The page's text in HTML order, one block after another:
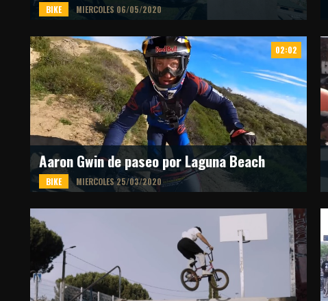
BIKE MIERCOLES 06/05/2020
transformando su casa en un Circuito lleno de obstáculos.
Fuente: Fabio Wibmer 02:02
Aaron Gwin de paseo por Laguna Beach
BIKE MIERCOLES 25/03/2020
de la GoPro personal del rider estadounidense.
Fuente: GoPro